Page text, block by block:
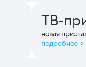
новая
подробнее >